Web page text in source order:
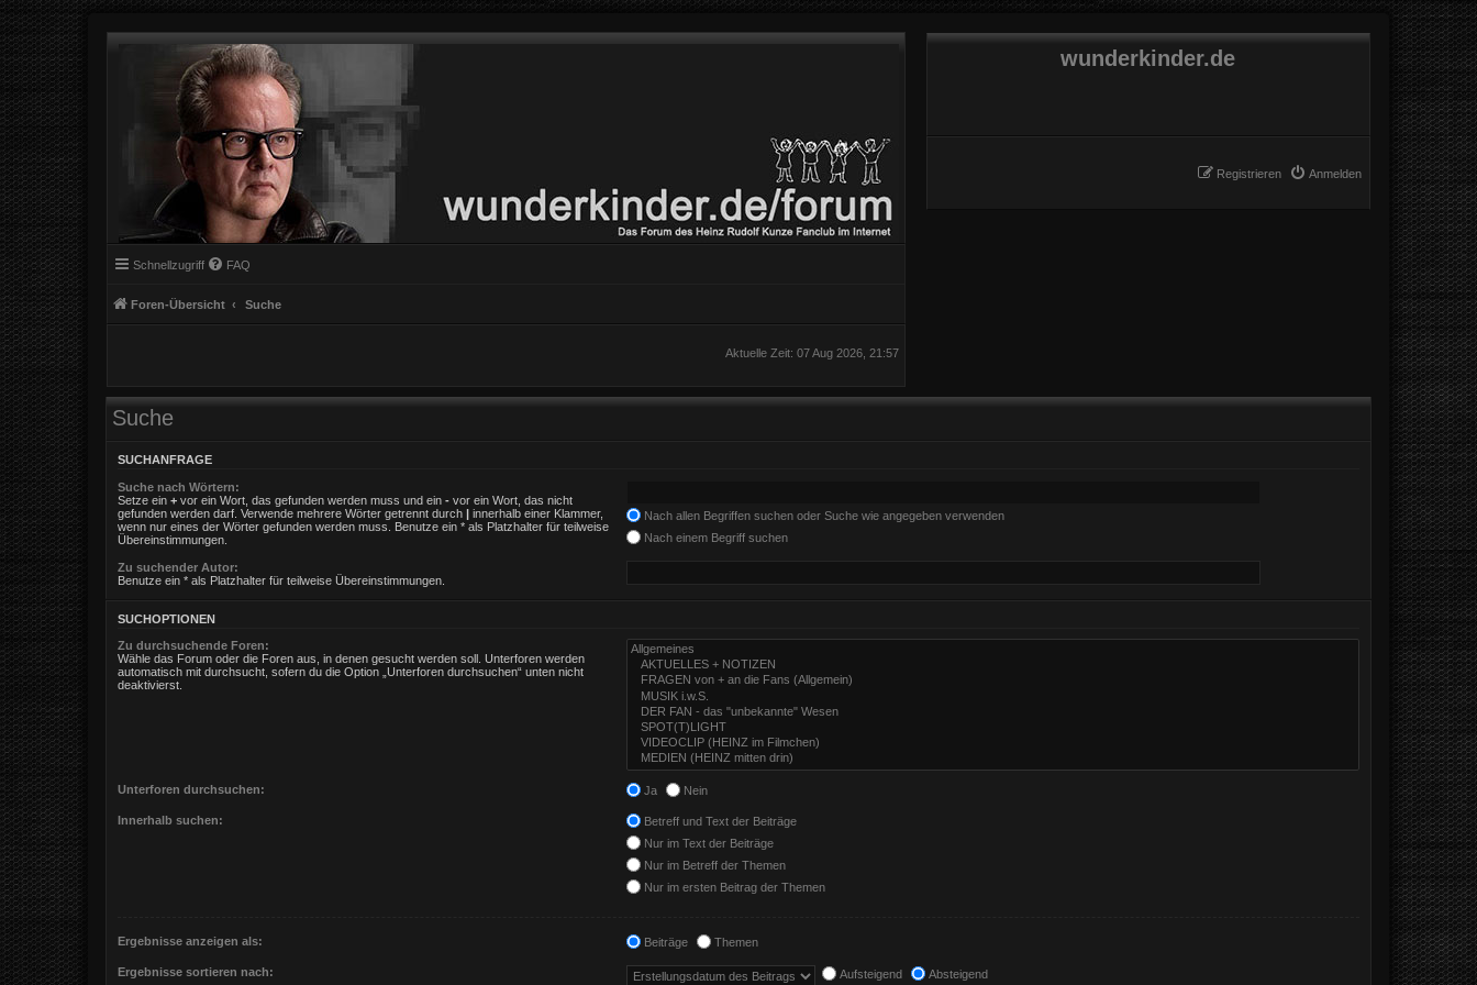
wunderkinder.de
Anmelden
Registrieren
Schnellzugriff FAQ
Foren-Übersicht Suche
Aktuelle Zeit: 07 Aug 2026, 21:57
Suche
SUCHANFRAGE
Suche nach Wörtern:
Setze ein + vor ein Wort, das gefunden werden muss und ein - vor ein Wort, das nicht
gefunden werden darf. Verwende mehrere Wörter getrennt durch | innerhalb einer Klammer,
wenn nur eines der Wörter gefunden werden muss. Benutze ein * als Platzhalter für teilweise
Übereinstimmungen.
Nach allen Begriffen suchen oder Suche wie angegeben verwenden
Nach einem Begriff suchen
Zu suchender Autor:
Benutze ein * als Platzhalter für teilweise Übereinstimmungen.
SUCHOPTIONEN
Zu durchsuchende Foren:
Wähle das Forum oder die Foren aus, in denen gesucht werden soll. Unterforen werden
automatisch mit durchsucht, sofern du die Option „Unterforen durchsuchen“ unten nicht
deaktivierst.
Unterforen durchsuchen: Ja Nein
Innerhalb suchen:
Betreff und Text der Beiträge
Nur im Text der Beiträge
Nur im Betreff der Themen
Nur im ersten Beitrag der Themen
Ergebnisse anzeigen als: Beiträge Themen
Ergebnisse sortieren nach: Aufsteigend Absteigend